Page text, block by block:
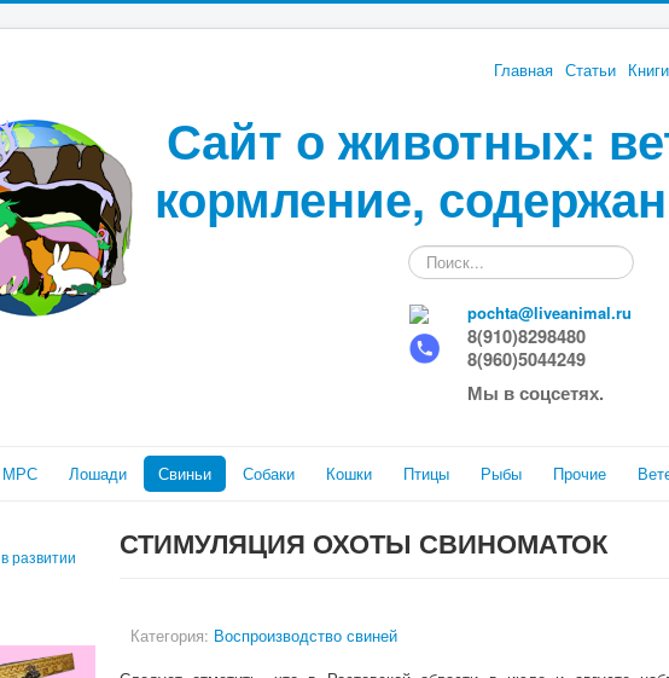
Главная Статьи Книги
Сайт о животных:
кормление,
Искать...
pochta@liveanimal.ru
8(910)8298480
8(960)5044249
Мы в соцсетях.
МРС Лошади Свиньи Собаки Кошки Птицы Рыбы Прочие
развитии СТИМУЛЯЦИЯ ОХОТЫ СВИНОМАТОК
Категория: Воспроизводство свиней